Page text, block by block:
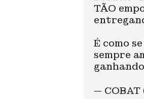
TÃO
É como
sempre
—